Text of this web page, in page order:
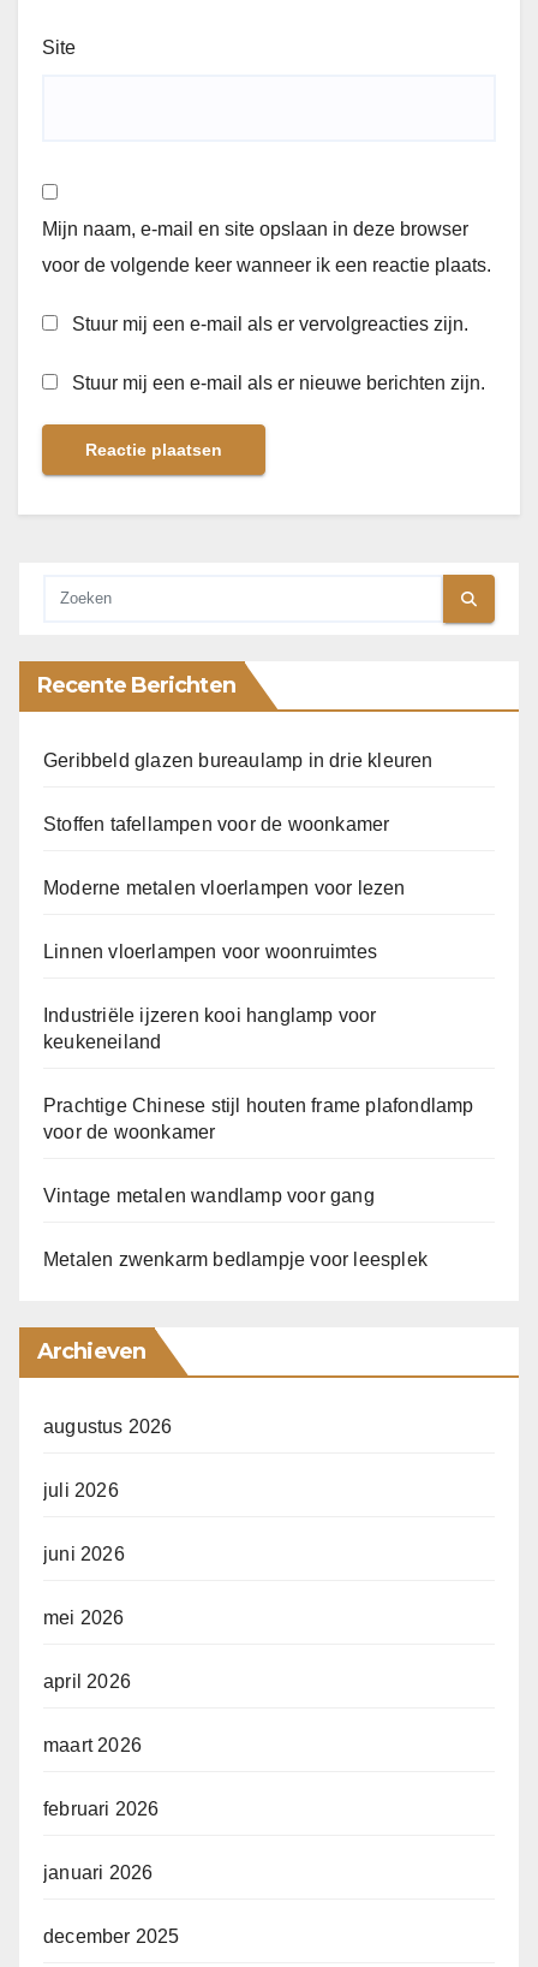
Site
Mijn naam, e-mail en site opslaan in deze browser
voor de volgende keer wanneer ik een reactie plaats.
Stuur mij een e-mail als er vervolgreacties zijn.
Stuur mij een e-mail als er nieuwe berichten zijn.
Recente Berichten
Geribbeld glazen bureaulamp in drie kleuren
Stoffen tafellampen voor de woonkamer
Moderne metalen vloerlampen voor lezen
Linnen vloerlampen voor woonruimtes
Industriële ijzeren kooi hanglamp voor
keukeneiland
Prachtige Chinese stijl houten frame plafondlamp
voor de woonkamer
Vintage metalen wandlamp voor gang
Metalen zwenkarm bedlampje voor leesplek
Archieven
augustus 2026
juli 2026
juni 2026
mei 2026
april 2026
maart 2026
februari 2026
januari 2026
december 2025